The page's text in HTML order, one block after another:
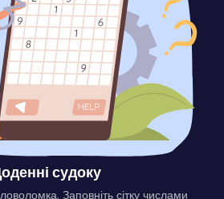
судоку
Заповніть сітку числами